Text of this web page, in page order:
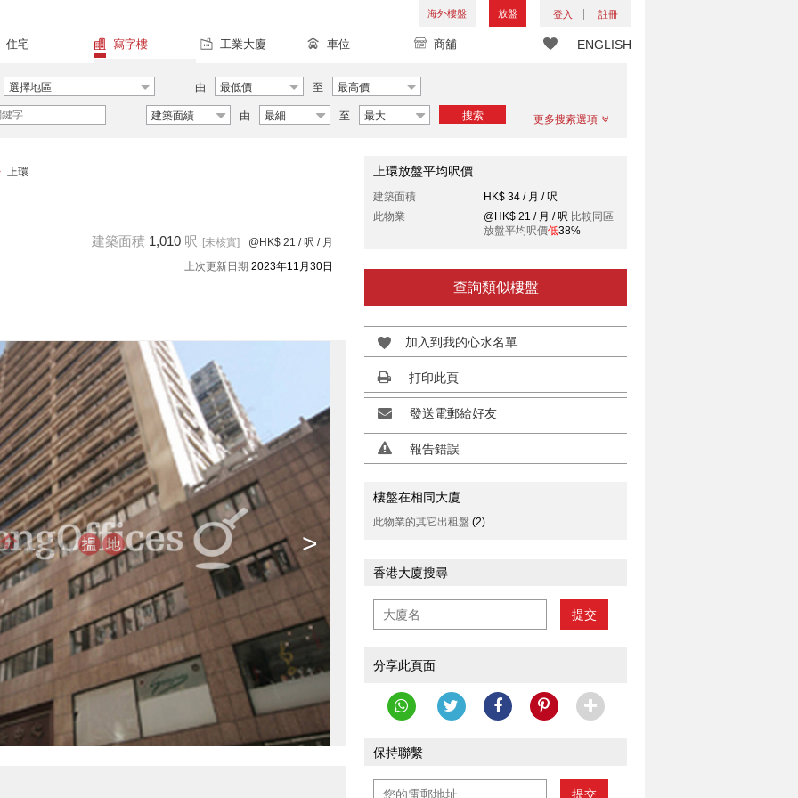
海外樓盤 放盤 登入 註冊
ENGLISH
住宅 寫字樓 工業大廈 車位 商舖
選擇地區 由 最低價 至 最高價
建築面績 由 最細 至 最大 搜索 更多搜索選項
上環
建築面積 1,010 呎 [未核實] @HK$ 21 / 呎 / 月
上次更新日期 2023年11月30日
>
上環放盤平均呎價
建築面積
HK$ 34 / 月 / 呎
此物業
@HK$ 21 / 月 / 呎 比較同區
放盤平均呎價低38%
查詢類似樓盤
加入到我的心水名單
打印此頁
發送電郵給好友
報告錯誤
樓盤在相同大廈
此物業的其它出租盤 (2)
香港大廈搜尋
提交
分享此頁面
保持聯繫
提交